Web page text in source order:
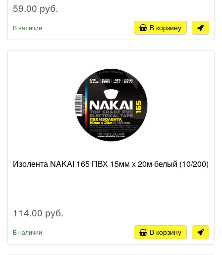
59.00 руб.
В наличии В корзину
Изолента NAKAI 165 ПВХ 15мм х 20м белый (10/200)
114.00 руб.
В наличии В корзину